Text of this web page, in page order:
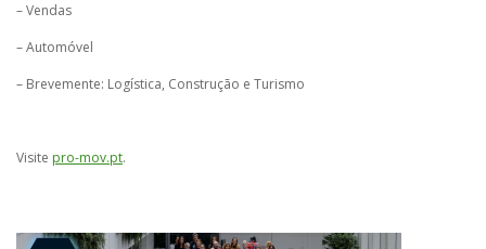
– Vendas
– Automóvel
– Brevemente: Logística, Construção e Turismo
Visite pro-mov.pt.